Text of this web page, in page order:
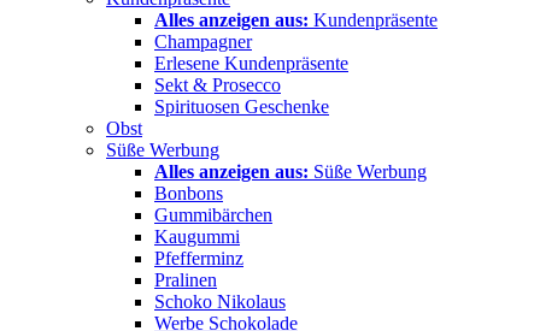
Alles anzeigen aus: Kundenpräsente
Champagner
Erlesene Kundenpräsente
Sekt & Prosecco
Spirituosen Geschenke
Obst
Süße Werbung
Alles anzeigen aus: Süße Werbung
Bonbons
Gummibärchen
Kaugummi
Pfefferminz
Pralinen
Schoko Nikolaus
Werbe Schokolade